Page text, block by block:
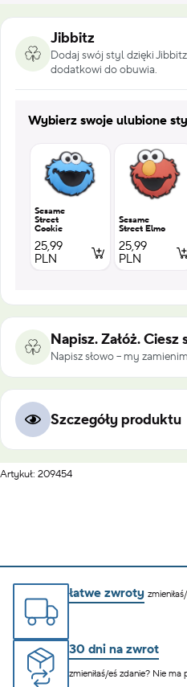
Jibbitz
Dodaj swój styl dzięki
dodatkowi do obuwia.
Wybierz swoje ulubione
Sesame
Street
Cookie
25,99
PLN
Sesame
Street Elmo
25,99
PLN
Napisz. Załóż. Ciesz
Napisz słowo – my
Szczegóły produktu
Artykuł: 209454
łatwe zwroty
30 dni na zwrot
zmieniłaś/eś zdanie? Nie